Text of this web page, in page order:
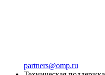
partners@omp.ru